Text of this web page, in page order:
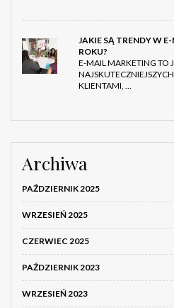
JAKIE SĄ TRENDY W
ROKU?
E-MAIL MARKETING TO
KLIENTAMI, …
Archiwa
PAŹDZIERNIK 2025
WRZESIEŃ 2025
CZERWIEC 2025
PAŹDZIERNIK 2023
WRZESIEŃ 2023